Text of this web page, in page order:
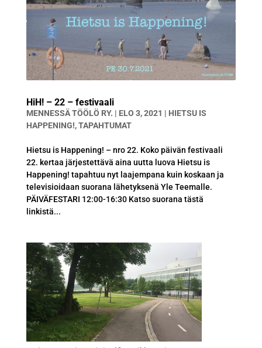
HiH! – 22 – festivaali
MENNESSÄTÖÖLÖ RY. | ELO 3, 2021 | HIETSU IS
HAPPENING!,TAPAHTUMAT
Hietsu is Happening! – nro 22. Koko päivän festivaali
22. kertaa järjestettävä aina uutta luova Hietsu is
Happening! tapahtuu nyt laajempana kuin koskaan ja
televisioidaan suorana lähetyksenä Yle Teemalle.
PÄIVÄFESTARI 12:00-16:30 Katso suorana tästä
linkistä...